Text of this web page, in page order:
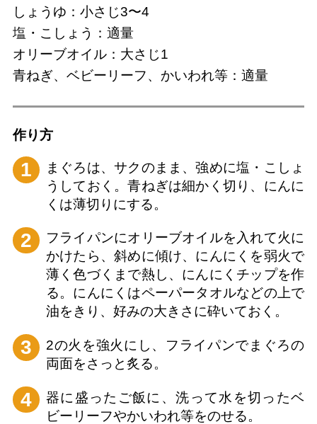
しょうゆ：小さじ3〜4
塩・こしょう：適量
オリーブオイル：大さじ1
青ねぎ、ベビーリーフ、かいわれ等：適量
作り⽅
1
まぐろは、サクのまま、強めに塩・こしょ
うしておく。青ねぎは細かく切り、にんに
くは薄切りにする。
2
フライパンにオリーブオイルを入れて火に
かけたら、斜めに傾け、にんにくを弱火で
薄く色づくまで熱し、にんにくチップを作
る。にんにくはペーパータオルなどの上で
油をきり、好みの大きさに砕いておく。
3
2の火を強火にし、フライパンでまぐろの
両面をさっと炙る。
4
器に盛ったご飯に、洗って水を切ったベ
ビーリーフやかいわれ等をのせる。